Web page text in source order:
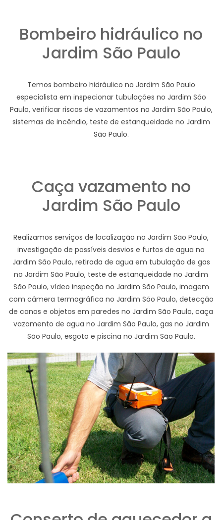
Bombeiro hidráulico no
Jardim São Paulo
Temos bombeiro hidráulico no Jardim São Paulo
especialista em inspecionar tubulações no Jardim São
Paulo, verificar riscos de vazamentos no Jardim São Paulo,
sistemas de incêndio, teste de estanqueidade no Jardim
São Paulo.
Caça vazamento no
Jardim São Paulo
Realizamos serviços de localização no Jardim São Paulo,
investigação de possíveis desvios e furtos de agua no
Jardim São Paulo, retirada de agua em tubulação de gas
no Jardim São Paulo, teste de estanqueidade no Jardim
São Paulo, vídeo inspeção no Jardim São Paulo, imagem
com câmera termográfica no Jardim São Paulo, detecção
de canos e objetos em paredes no Jardim São Paulo, caça
vazamento de agua no Jardim São Paulo, gas no Jardim
São Paulo, esgoto e piscina no Jardim São Paulo.